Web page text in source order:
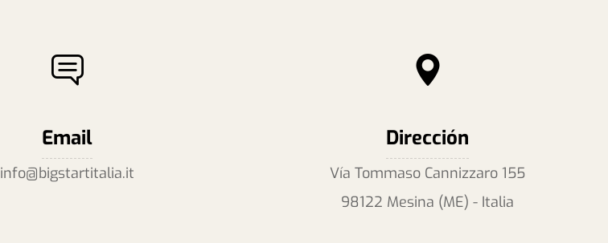
Email
info@bigstartitalia.it
Dirección
Vía Tommaso Cannizzaro 155
98122 Mesina (ME) - Italia